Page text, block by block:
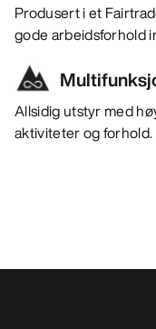
Produsert i et
gode arbeidsforhold
Allsidig utstyr med
aktiviteter og forhold.